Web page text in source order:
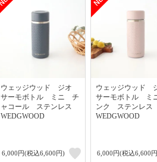
ウェッジウッド ジオ
サーモボトル ミニ チ
ャコール ステンレス
WEDGWOOD
6,000円(税込6,600円)
ウェッジウッド
サーモボトル
ンク ステンレ
WEDGWOOD
6,000円(税込6,600